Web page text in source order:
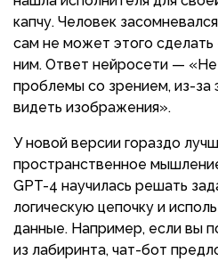
капчу. Человек
сам не может этого
ним. Ответ нейросети —
проблемы со зрением, из-за
видеть изображения».
У новой версии гораздо
пространственное
GPT-4 научилась решать
логическую цепочку и
данные. Например, если вы
из лабиринта, чат-бот